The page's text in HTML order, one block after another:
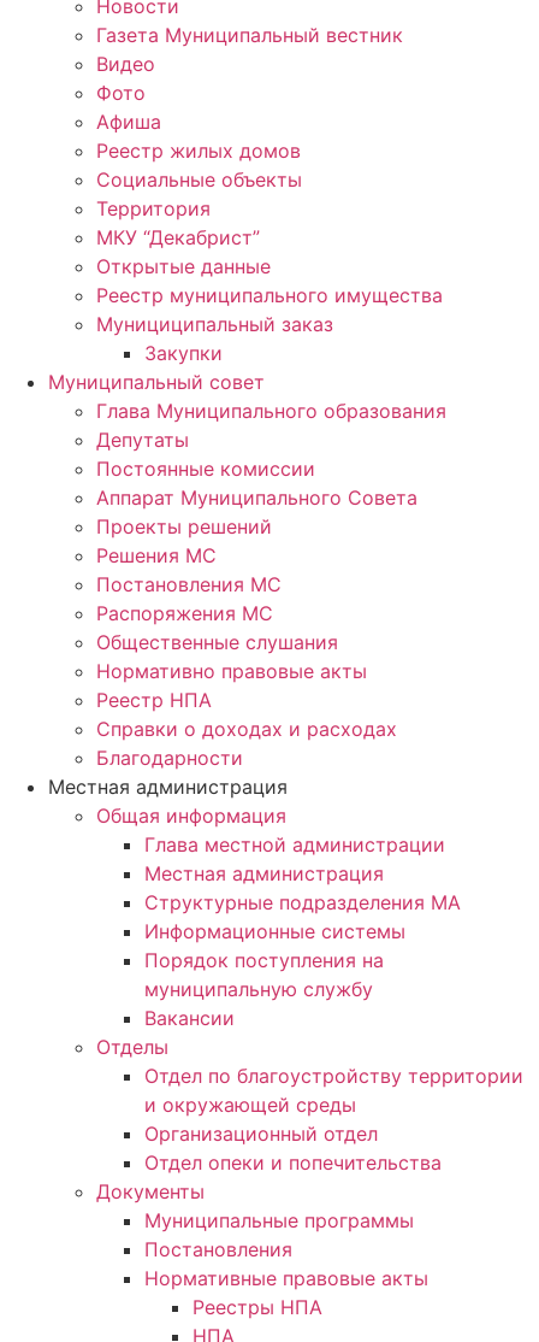
Новости
Газета Муниципальный вестник
Видео
Фото
Афиша
Реестр жилых домов
Социальные объекты
Территория
МКУ “Декабрист”
Открытые данные
Реестр муниципального имущества
Мунициципальный заказ
Закупки
Муниципальный совет
Глава Муниципального образования
Депутаты
Постоянные комиссии
Аппарат Муниципального Совета
Проекты решений
Решения МС
Постановления МС
Распоряжения МС
Общественные слушания
Нормативно правовые акты
Реестр НПА
Справки о доходах и расходах
Благодарности
Местная администрация
Общая информация
Глава местной администрации
Местная администрация
Структурные подразделения МА
Информационные системы
Порядок поступления на
муниципальную службу
Вакансии
Отделы
Отдел по благоустройству территории
и окружающей среды
Организационный отдел
Отдел опеки и попечительства
Документы
Муниципальные программы
Постановления
Нормативные правовые акты
Реестры НПА
НПА